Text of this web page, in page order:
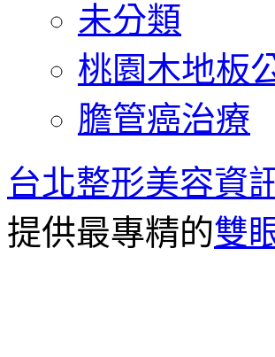
未分類
桃園木地板
膽管癌治療
台北整形美容資
提供最專精的雙